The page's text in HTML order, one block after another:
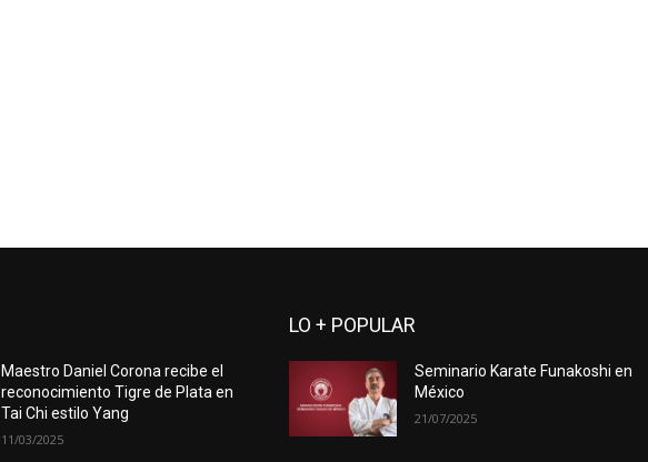
Maestro Daniel Corona recibe el
reconocimiento Tigre de Plata en
Tai Chi estilo Yang
11/03/2025
LO + POPULAR
Seminario Karate Funakoshi en
México
21/07/2025